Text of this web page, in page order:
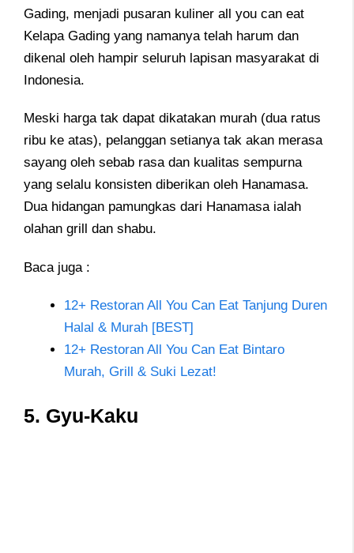
Gading, menjadi pusaran kuliner all you can eat
Kelapa Gading yang namanya telah harum dan
dikenal oleh hampir seluruh lapisan masyarakat di
Indonesia.
Meski harga tak dapat dikatakan murah (dua ratus
ribu ke atas), pelanggan setianya tak akan merasa
sayang oleh sebab rasa dan kualitas sempurna
yang selalu konsisten diberikan oleh Hanamasa.
Dua hidangan pamungkas dari Hanamasa ialah
olahan grill dan shabu.
Baca juga :
12+ Restoran All You Can Eat Tanjung Duren
Halal & Murah [BEST]
12+ Restoran All You Can Eat Bintaro
Murah, Grill & Suki Lezat!
5. Gyu-Kaku